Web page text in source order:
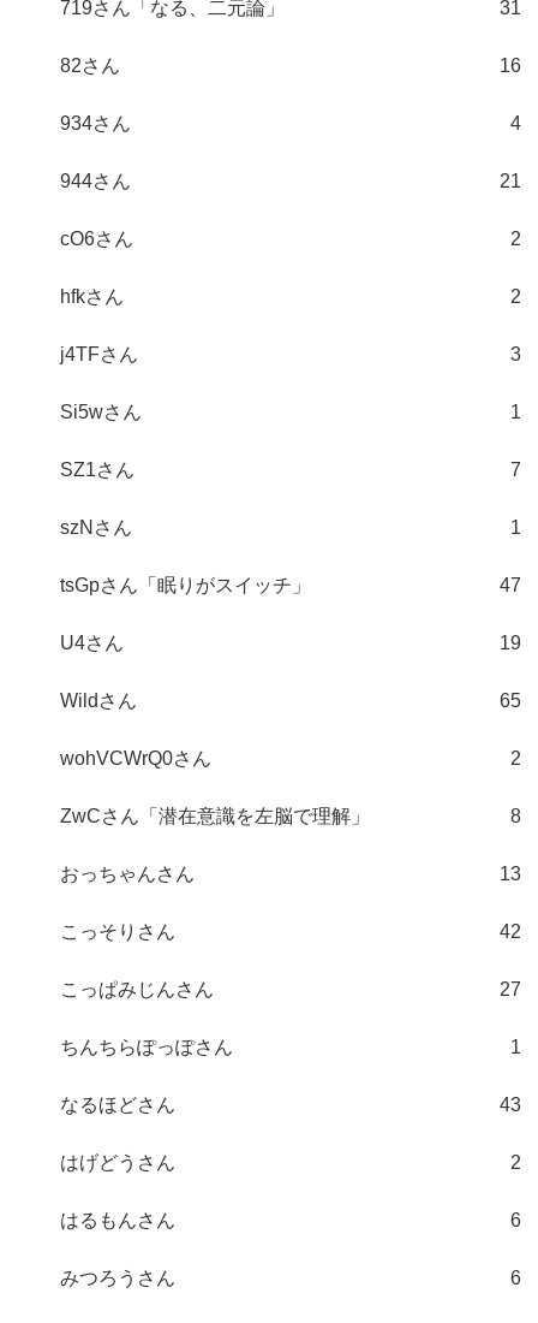
719さん「なる、二元論」 31
82さん 16
934さん 4
944さん 21
cO6さん 2
hfkさん 2
j4TFさん 3
Si5wさん 1
SZ1さん 7
szNさん 1
tsGpさん「眠りがスイッチ」 47
U4さん 19
Wildさん 65
wohVCWrQ0さん 2
ZwCさん「潜在意識を左脳で理解」 8
おっちゃんさん 13
こっそりさん 42
こっぱみじんさん 27
ちんちらぽっぽさん 1
なるほどさん 43
はげどうさん 2
はるもんさん 6
みつろうさん 6